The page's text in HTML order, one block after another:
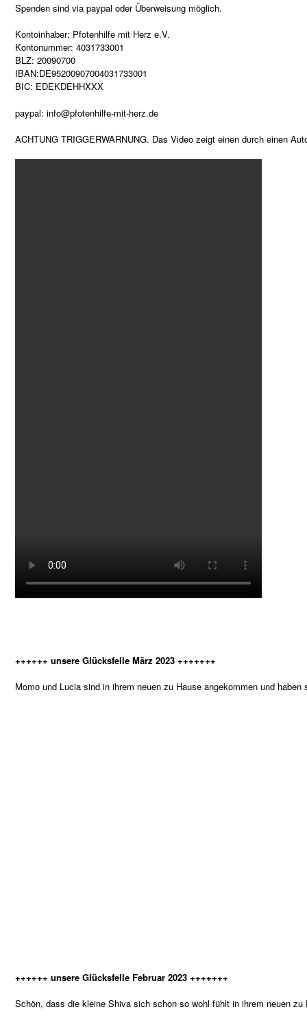
Spenden sind via paypal oder Überweisung möglich.
Kontoinhaber: Pfotenhilfe mit Herz e.V.
Kontonummer: 4031733001
BLZ: 20090700
IBAN:DE95200907004031733001
BIC: EDEKDEHHXXX
paypal: info@pfotenhilfe-mit-herz.de
ACHTUNG TRIGGERWARNUNG. Das Video zeigt einen durch einen
++++++ unsere Glücksfelle März 2023 +++++++
Momo und Lucia sind in ihrem neuen zu Hause angekommen und
++++++ unsere Glücksfelle Februar 2023 +++++++
Schön, dass die kleine Shiva sich schon so wohl fühlt in ihrem neuen